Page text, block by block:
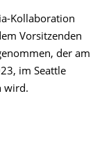
Kollaboration
Vorsitzenden
der am
im Seattle
wird.